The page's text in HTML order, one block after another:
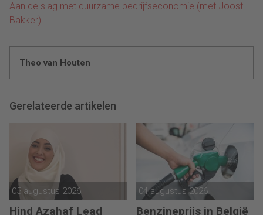
Aan de slag met duurzame bedrijfseconomie (met Joost
Bakker)
Theo van Houten
Gerelateerde artikelen
05 augustus 2026
Hind Azahaf Lead
04 augustus 2026
Benzineprijs in België